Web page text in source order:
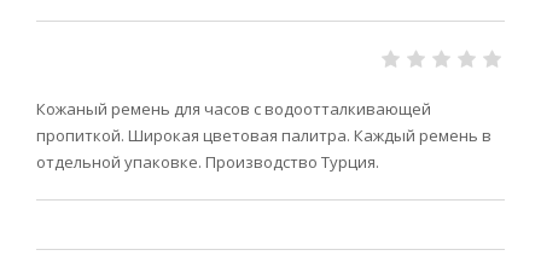
Кожаный ремень для часов с водоотталкивающей
пропиткой. Широкая цветовая палитра. Каждый ремень в
отдельной упаковке. Производство Турция.